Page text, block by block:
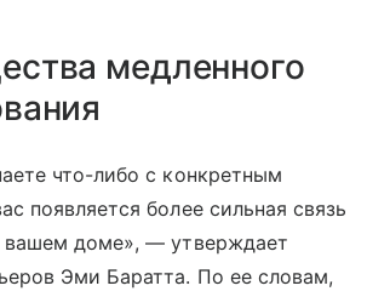
медленного
что-либо с конкретным
появляется более сильная связь
доме», — утверждает
Эми Баратта. По ее словам,